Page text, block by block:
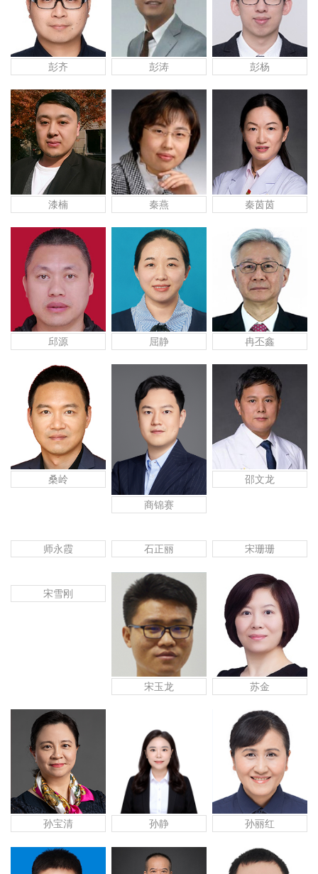
彭齐 彭涛 彭杨
漆楠 秦燕 秦茵茵
邱源 屈静 冉丕鑫
桑岭
商锦赛
邵文龙
师永霞 石正丽 宋珊珊
宋雪刚
宋玉龙 苏金
孙宝清 孙静 孙丽红